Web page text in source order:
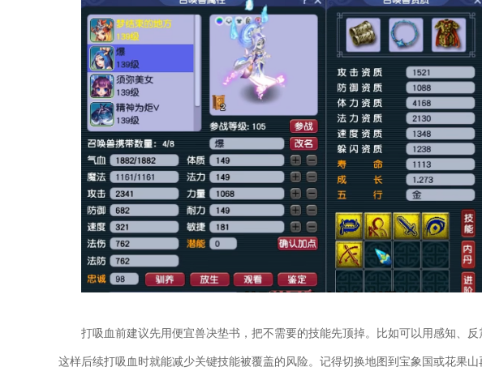
打吸血前建议先用便宜兽决垫书，把不需要的技能先顶掉。比如可以用感知、
这样后续打吸血时就能减少关键技能被覆盖的风险。记得切换地图到宝象国或花果